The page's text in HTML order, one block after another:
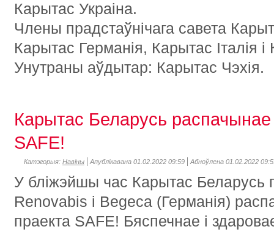
Карытас Украіна.
Члены прадстаўнічага савета
Карытас Германія, Карытас Італія
Унутраны аўдытар: Карытас Чэхія.
Карытас Беларусь
SAFE!
Катэгорыя: Навіны Апублікавана 01.02.2022 09:59 Абноўлена 01.02.2022
У бліжэйшы час Карытас
Renovabis i Begeca (Германія)
праекта SAFE! Бяспечнае і